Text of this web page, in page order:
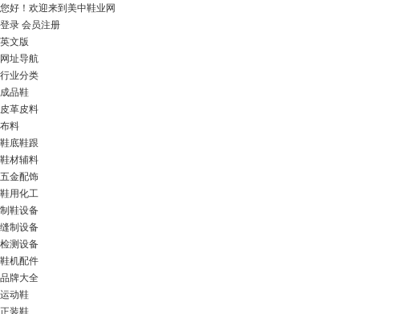
您好！ 欢迎来到美中鞋业网
登录 会员注册
英文版
网址导航
行业分类
成品鞋
皮革皮料
布料
鞋底鞋跟
鞋材辅料
五金配饰
鞋用化工
制鞋设备
缝制设备
检测设备
鞋机配件
品牌大全
运动鞋
正装鞋